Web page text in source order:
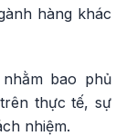
hàng khác
bao phủ
thực tế, sự
nhiệm.